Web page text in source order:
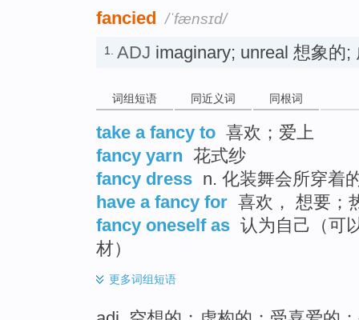
fancied /ˈfænsɪd/
1. ADJ imaginary; unreal 想象的;
词组短语 同近义词 同根词
take a fancy to 喜欢；爱上
fancy yarn 花式纱
fancy dress n. 化装舞会所穿着
have a fancy for 喜欢， 想要；
fancy oneself as 认为自己（可
材）
更多词组短语